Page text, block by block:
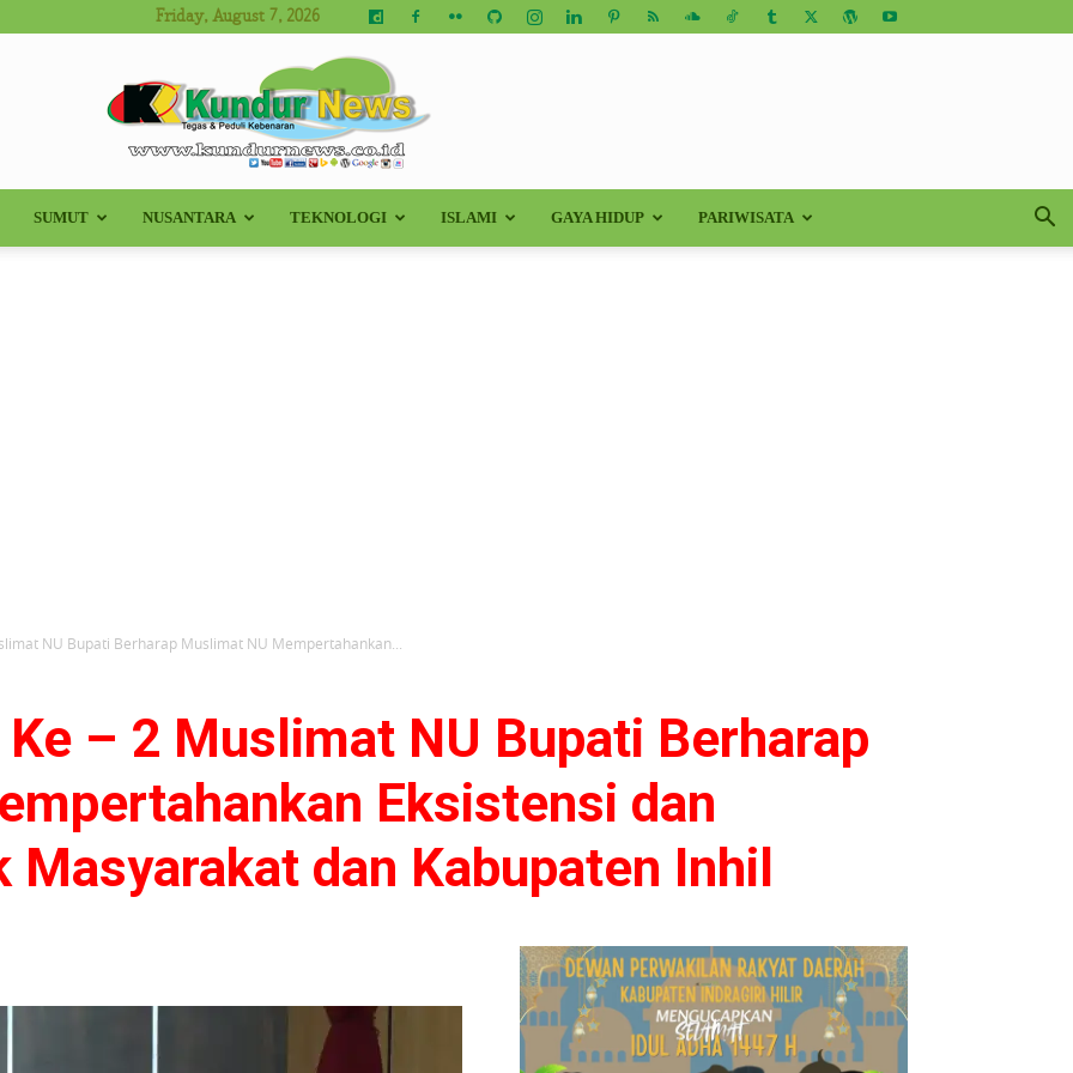
Friday, August 7, 2026
Kundur
SUMUT NUSANTARA TEKNOLOGI ISLAMI GAYA HIDUP PARIWISATA
NU Bupati Berharap Muslimat NU Mempertahankan...
– 2 Muslimat NU Bupati Berharap
Eksistensi dan
Masyarakat dan Kabupaten Inhil